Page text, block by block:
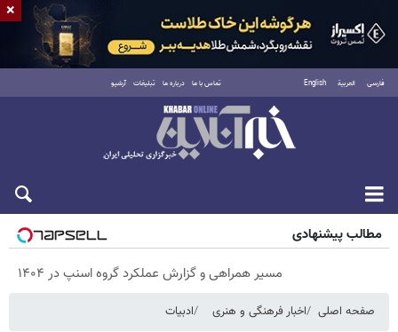
فارسی العربية English تماس با ما درباره ما تبلیغات آرشیو
پنجشنبه ۱۵ مرداد ۱۴۰۵
مطالب پیشنهادی
مسیر همراهی و گزارش عملکرد گروه اسنپ در ۱۴۰۴
صفحه اصلی اخبار فرهنگی و هنری ادبیات
×